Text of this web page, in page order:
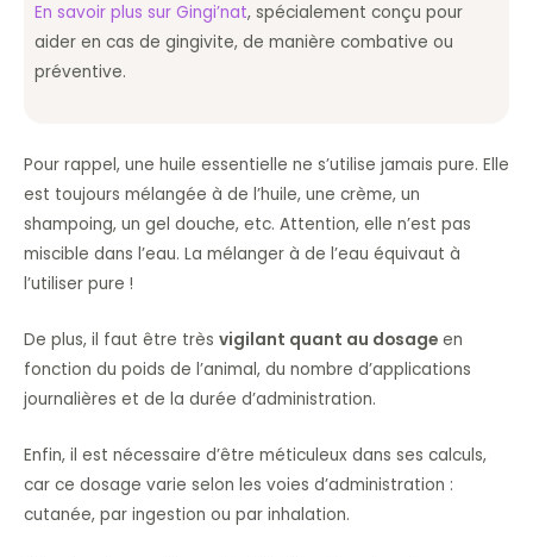
En savoir plus sur Gingi’nat, spécialement conçu pour
aider en cas de gingivite, de manière combative ou
préventive.
Pour rappel, une huile essentielle ne s’utilise jamais pure. Elle
est toujours mélangée à de l’huile, une crème, un
shampoing, un gel douche, etc. Attention, elle n’est pas
miscible dans l’eau. La mélanger à de l’eau équivaut à
l’utiliser pure !
De plus, il faut être très vigilant quant au dosage en
fonction du poids de l’animal, du nombre d’applications
journalières et de la durée d’administration.
Enfin, il est nécessaire d’être méticuleux dans ses calculs,
car ce dosage varie selon les voies d’administration :
cutanée, par ingestion ou par inhalation.